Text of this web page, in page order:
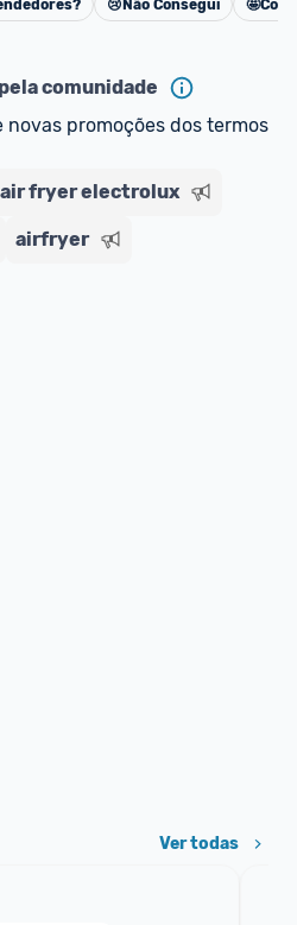
Cancelar
😢 Não Consegui 🤩
comunidade
novas promoções dos termos
air fryer electrolux
airfryer
Ver todas